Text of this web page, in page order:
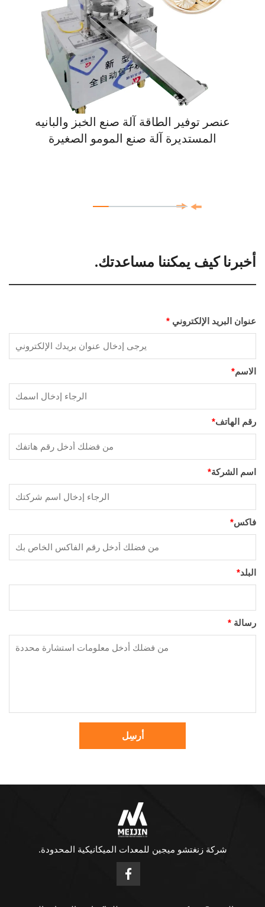
عنصر توفير الطاقة آلة صنع الخبز والبانيه
المستديرة آلة صنع المومو الصغيرة
أخبرنا كيف يمكننا مساعدتك.
عنوان البريد الإلكتروني *
الاسم*
رقم الهاتف*
اسم الشركة*
فاكس*
البلد*
رسالة *
أرسِل
شركة زنغتشو ميجين للمعدات الميكانيكية المحدودة.